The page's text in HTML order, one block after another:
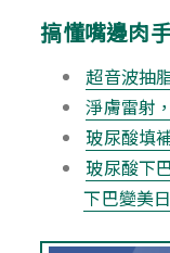
搞懂嘴邊肉
超音波抽
淨膚雷射
玻尿酸填
玻尿酸下
下巴變美